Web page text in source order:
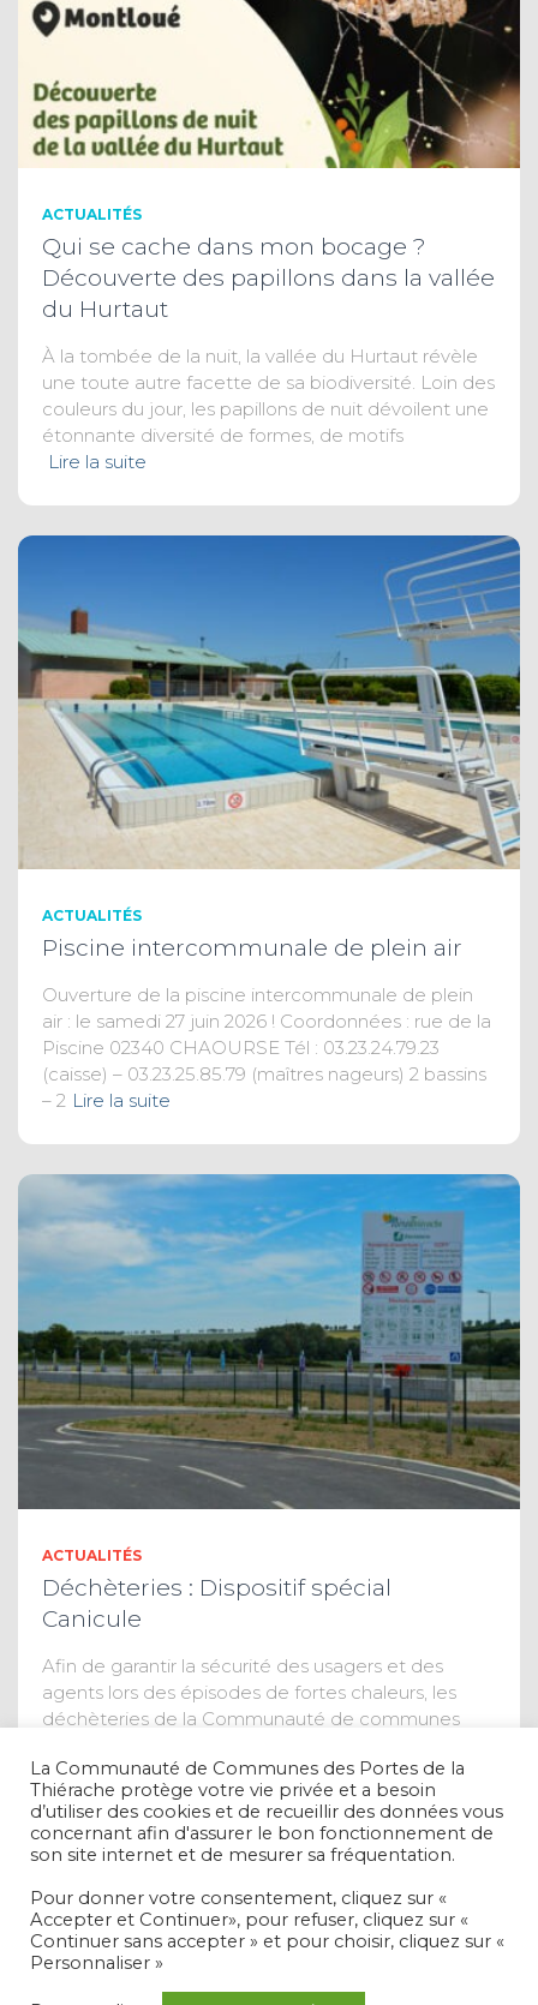
ACTUALITÉS
Qui se cache dans mon bocage ?
Découverte des papillons dans la vallée
du Hurtaut
À la tombée de la nuit, la vallée du Hurtaut révèle
une toute autre facette de sa biodiversité. Loin des
couleurs du jour, les papillons de nuit dévoilent une
étonnante diversité de formes, de motifs
Lire la suite
ACTUALITÉS
Piscine intercommunale de plein air
Ouverture de la piscine intercommunale de plein
air : le samedi 27 juin 2026 ! Coordonnées : rue de la
Piscine 02340 CHAOURSE Tél : 03.23.24.79.23
(caisse) – 03.23.25.85.79 (maîtres nageurs) 2 bassins
– 2 Lire la suite
ACTUALITÉS
Déchèteries : Dispositif spécial
Canicule
Afin de garantir la sécurité des usagers et des
agents lors des épisodes de fortes chaleurs, les
déchèteries de la Communauté de communes
d’ouverture en cas d’alerte canicule. Les
déchèteries seront Lire la suite
La Communauté de Communes des Portes de la
Thiérache protège votre vie privée et a besoin
d’utiliser des cookies et de recueillir des données vous
concernant afin d'assurer le bon fonctionnement de
son site internet et de mesurer sa fréquentation.
Pour donner votre consentement, cliquez sur «
Accepter et Continuer», pour refuser, cliquez sur «
Continuer sans accepter » et pour choisir, cliquez sur «
Personnaliser »